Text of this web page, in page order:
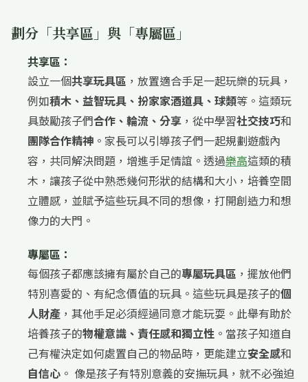
劃分「共享區」與「專屬區」
共享區：
設立一個共享玩具區 ，放置適合手足一起玩樂的玩具，
例如積木、益智玩具、扮家家酒道具、球類等。這類玩
具鼓勵孩子們合作、輪流、分享 ，從中學習社交技巧和
團隊合作精神 。家長可以引導孩子們一起規劃遊戲內
容，共同解決問題，增進手足情誼。透過樂高這類的積
木，讓孩子從中熟悉幾何形狀的結構和大小，培養空間
立體感，並賦予這些玩具不同的想像，打開創造力和想
像力的大門。
專屬區：
每個孩子都應該擁有屬於自己的專屬玩具區 ，擺放他們
特別喜愛的、有紀念價值的玩具。這些玩具是孩子的個
人財產 ，其他手足必須經過同意才能玩耍。此舉有助於
培養孩子的物權意識、責任感和獨立性 。當孩子知道自
己有權決定如何處置自己的物品時，更能建立安全感和
自信心 。 像是孩子有特別意義的安撫玩具，就不必強迫